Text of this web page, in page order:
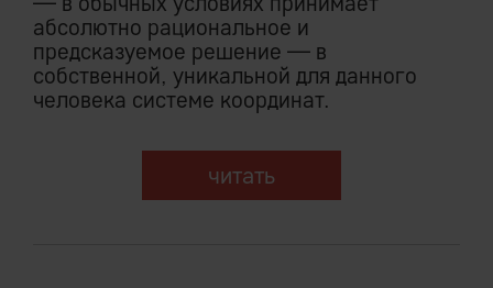
абсолютно рациональное и
предсказуемое решение — в
собственной, уникальной для данного
человека системе координат.
читать